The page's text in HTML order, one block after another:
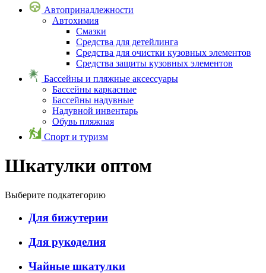
Автопринадлежности
Автохимия
Смазки
Средства для детейлинга
Средства для очистки кузовных элементов
Средства защиты кузовных элементов
Бассейны и пляжные аксессуары
Бассейны каркасные
Бассейны надувные
Надувной инвентарь
Обувь пляжная
Спорт и туризм
Шкатулки оптом
Выберите подкатегорию
Для бижутерии
Для рукоделия
Чайные шкатулки